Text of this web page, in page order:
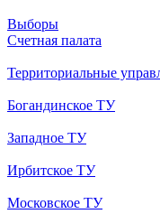
Выборы
Счетная палата
Территориальные
Богандинское ТУ
Западное ТУ
Ирбитское ТУ
Московское ТУ